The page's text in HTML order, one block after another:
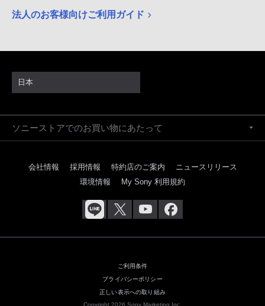
法人のお客様向けご利用ガイド
日本
ソニーストアでのお買い物にあたって
会社情報 採用情報 特約店のご案内
ニュースリリース
環境情報
My Sony 利用規約
ご利用条件
プライバシーポリシー
正しい表示への取り組み
Copyright 2026 Sony Marketing Inc.